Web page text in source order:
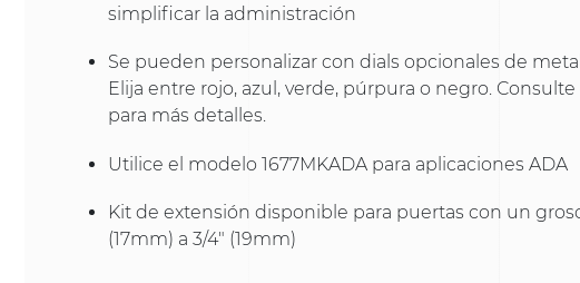
simplificar la administración
Se pueden personalizar con dials opcionales de
Elija entre rojo, azul, verde, púrpura o negro.
para más detalles.
Utilice el modelo 1677MKADA para aplicaciones ADA
Kit de extensión disponible para puertas con un
(17mm) a 3/4" (19mm)